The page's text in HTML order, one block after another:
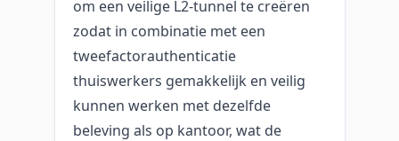
om een veilige L2-tunnel te creëren
zodat in combinatie met een
tweefactorauthenticatie
thuiswerkers gemakkelijk en veilig
kunnen werken met dezelfde
beleving als op kantoor, wat de